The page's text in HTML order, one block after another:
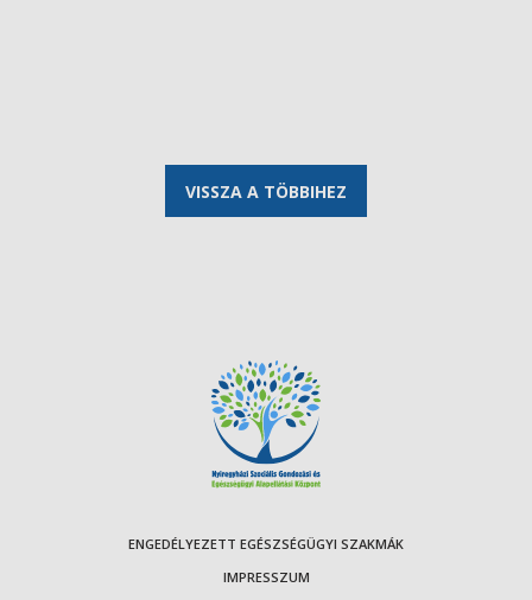
VISSZA A TÖBBIHEZ
ENGEDÉLYEZETT EGÉSZSÉGÜGYI SZAKMÁK
IMPRESSZUM